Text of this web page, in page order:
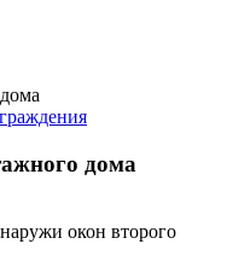
дома
окон второго